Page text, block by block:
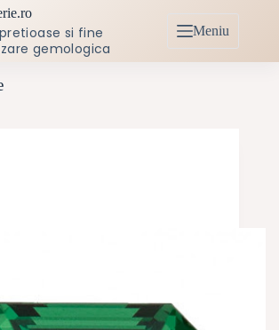
si fine
gemologica
Meniu